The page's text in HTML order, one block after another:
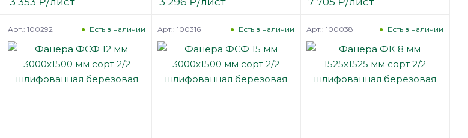
березовая
березовая
березовая
Есть в наличии
Арт.: 100292 Есть в наличии
Арт.: 100316 Есть в наличии
Арт.: 100038